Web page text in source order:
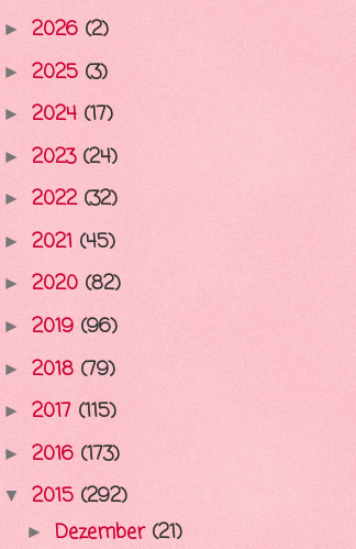
► 2026 (2)
► 2025 (3)
► 2024 (17)
► 2023 (24)
► 2022 (32)
► 2021 (45)
► 2020 (82)
► 2019 (96)
► 2018 (79)
► 2017 (115)
► 2016 (173)
▼ 2015 (292)
► Dezember (21)